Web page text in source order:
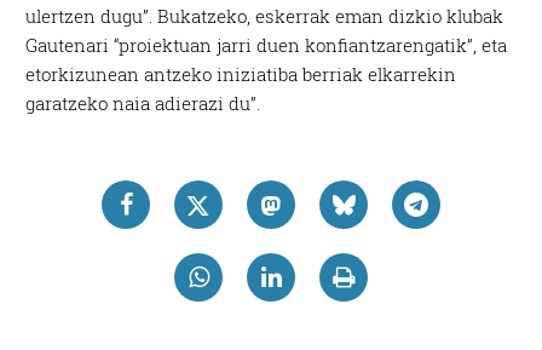
ulertzen dugu”. Bukatzeko, eskerrak eman dizkio klubak
Gautenari “proiektuan jarri duen konfiantzarengatik”, eta
etorkizunean antzeko iniziatiba berriak elkarrekin
garatzeko naia adierazi du”.